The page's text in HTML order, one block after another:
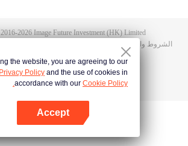
2026Image Future Investment (HK) Limited.
الشروط والأحكام
the website, you are agreeing to our
Privacy Policy and the use of cookies in
accordance with our Cookie Policy.
Accept